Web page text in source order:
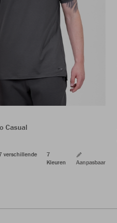
Casual
verschillende
7
Kleuren
Aanpasbaar